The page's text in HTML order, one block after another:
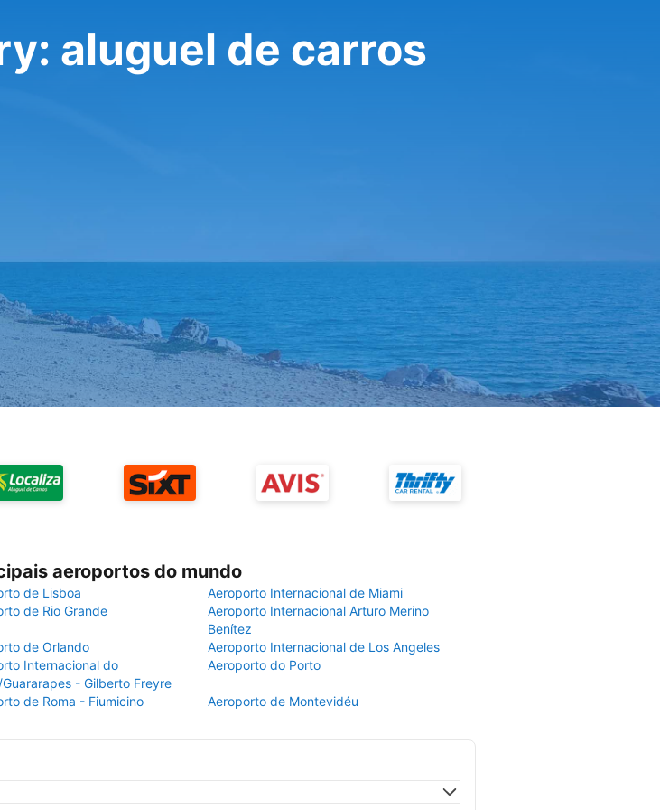
aluguel de carros
aeroportos do mundo
de Lisboa
Aeroporto Internacional de Miami
de Rio Grande
Aeroporto Internacional Arturo Merino
Benítez
de Orlando
Aeroporto Internacional de Los Angeles
Internacional do
- Gilberto Freyre
Aeroporto do Porto
de Roma - Fiumicino Aeroporto de Montevidéu